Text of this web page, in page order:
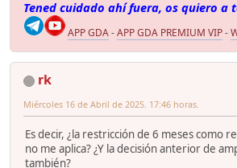
Tened cuidado ahí fuera, os quiero a
APP GDA-APP GDA PREMIUM VIP-
rk
Miércoles 16 de Abril de 2025. 17:46 horas.
Es decir, ¿la restricción de 6 meses como
no me aplica? ¿Y la decisión anterior de
también?